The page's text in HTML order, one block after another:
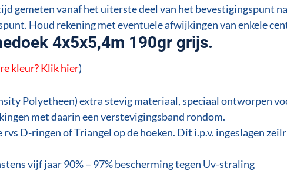
gemeten vanaf het uiterste deel van het bevestigingspunt
Houd rekening met eventuele afwijkingen van enkele
4x5x5,4m 190gr grijs.
kleur? Klik hier)
Polyetheen) extra stevig materiaal, speciaal ontworpen
met daarin een verstevigingsband rondom.
rvs D-ringen of Triangel op de hoeken. Dit i.p.v. ingeslagen
vijf jaar 90% – 97% bescherming tegen Uv-straling